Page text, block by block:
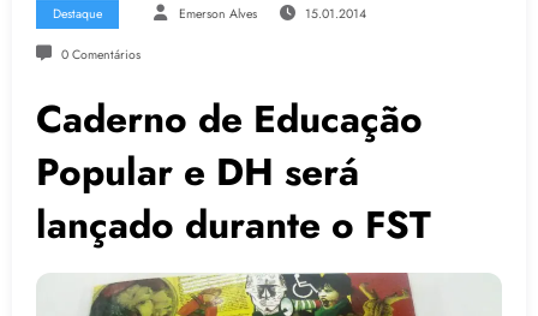
Destaque Emerson Alves 15.01.2014
0 Comentários
Caderno de Educação
Popular e DH será
lançado durante o FST